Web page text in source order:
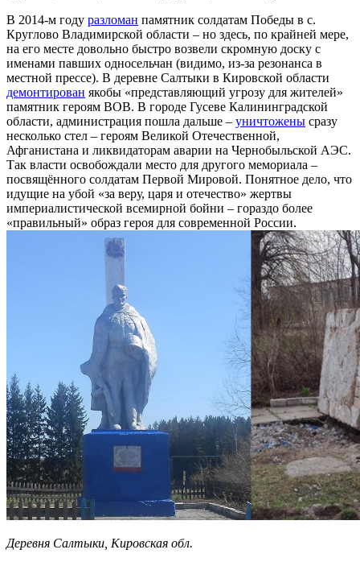
В 2014-м году разломан памятник солдатам Победы в с.
Круглово Владимирской области – но здесь, по крайней мере,
на его месте довольно быстро возвели скромную доску с
именами павших односельчан (видимо, из-за резонанса в
местной прессе). В деревне Салтыки в Кировской области
демонтирован якобы «представляющий угрозу для жителей»
памятник героям ВОВ. В городе Гусеве Калининградской
области, администрация пошла дальше – уничтожены сразу
несколько стел – героям Великой Отечественной,
Афганистана и ликвидаторам аварии на Чернобыльской АЭС.
Так власти освобождали место для другого мемориала –
посвящённого солдатам Первой Мировой. Понятное дело, что
идущие на убой «за веру, царя и отечество» жертвы
империалистической всемирной бойни – гораздо более
«правильный» образ героя для современной России.
Деревня Салтыки, Кировская обл.